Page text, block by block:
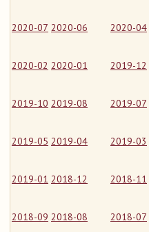
2020-07 2020-06 2020-04
2020-02 2020-01 2019-12
2019-10 2019-08 2019-07
2019-05 2019-04 2019-03
2019-01 2018-12 2018-11
2018-09 2018-08 2018-07